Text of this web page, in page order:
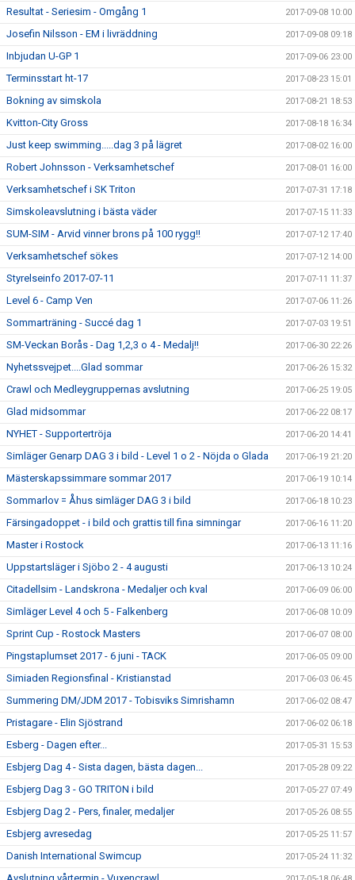
Resultat - Seriesim - Omgång 1 2017-09-08 10:00
Josefin Nilsson - EM i livräddning 2017-09-08 09:18
Inbjudan U-GP 1 2017-09-06 23:00
Terminsstart ht-17 2017-08-23 15:01
Bokning av simskola 2017-08-21 18:53
Kvitton-City Gross 2017-08-18 16:34
Just keep swimming.....dag 3 på lägret 2017-08-02 16:00
Robert Johnsson - Verksamhetschef 2017-08-01 16:00
Verksamhetschef i SK Triton 2017-07-31 17:18
Simskoleavslutning i bästa väder 2017-07-15 11:33
SUM-SIM - Arvid vinner brons på 100 rygg!! 2017-07-12 17:40
Verksamhetschef sökes 2017-07-12 14:00
Styrelseinfo 2017-07-11 2017-07-11 11:37
Level 6 - Camp Ven 2017-07-06 11:26
Sommarträning - Succé dag 1 2017-07-03 19:51
SM-Veckan Borås - Dag 1,2,3 o 4 - Medalj!! 2017-06-30 22:26
Nyhetssvejpet....Glad sommar 2017-06-26 15:32
Crawl och Medleygruppernas avslutning 2017-06-25 19:05
Glad midsommar 2017-06-22 08:17
NYHET - Supportertröja 2017-06-20 14:41
Simläger Genarp DAG 3 i bild - Level 1 o 2 - Nöjda o Glada 2017-06-19 21:20
Mästerskapssimmare sommar 2017 2017-06-19 10:14
Sommarlov = Åhus simläger DAG 3 i bild 2017-06-18 10:23
Färsingadoppet - i bild och grattis till fina simningar 2017-06-16 11:20
Master i Rostock 2017-06-13 11:16
Uppstartsläger i Sjöbo 2 - 4 augusti 2017-06-13 10:24
Citadellsim - Landskrona - Medaljer och kval 2017-06-09 06:00
Simläger Level 4 och 5 - Falkenberg 2017-06-08 10:09
Sprint Cup - Rostock Masters 2017-06-07 08:00
Pingstaplumset 2017 - 6 juni - TACK 2017-06-05 09:00
Simiaden Regionsfinal - Kristianstad 2017-06-03 06:45
Summering DM/JDM 2017 - Tobisviks Simrishamn 2017-06-02 08:47
Pristagare - Elin Sjöstrand 2017-06-02 06:18
Esberg - Dagen efter... 2017-05-31 15:53
Esbjerg Dag 4 - Sista dagen, bästa dagen... 2017-05-28 09:22
Esbjerg Dag 3 - GO TRITON i bild 2017-05-27 07:49
Esbjerg Dag 2 - Pers, finaler, medaljer 2017-05-26 08:55
Esbjerg avresedag 2017-05-25 11:57
Danish International Swimcup 2017-05-24 11:32